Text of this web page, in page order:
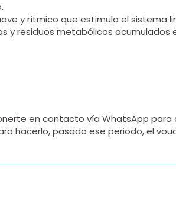
y rítmico que estimula el sistema
y residuos metabólicos acumulados
en contacto vía WhatsApp para
hacerlo, pasado ese periodo, el